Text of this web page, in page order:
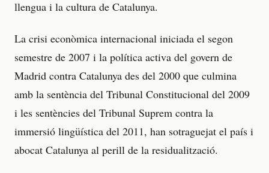
llengua i la cultura de Catalunya.
La crisi econòmica internacional iniciada el segon
semestre de 2007 i la política activa del govern de
Madrid contra Catalunya des del 2000 que culmina
amb la sentència del Tribunal Constitucional del 2009
i les sentències del Tribunal Suprem contra la
immersió lingüística del 2011, han sotraguejat el país i
abocat Catalunya al perill de la residualització.